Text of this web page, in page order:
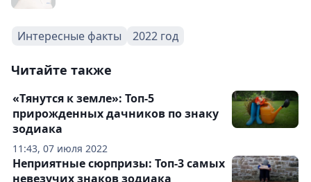
Интересные факты 2022 год
Читайте также
11:43, 07 июля 2022
«Тянутся к земле»: Топ-5
прирожденных дачников по знаку
зодиака
Неприятные сюрпризы: Топ-3 самых
невезучих знаков зодиака